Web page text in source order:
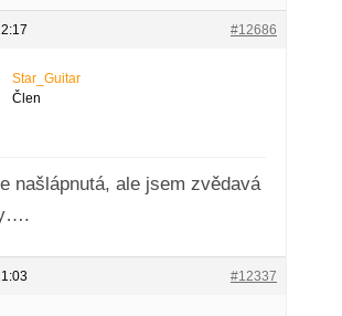
#12686
Star_Guitar
Člen
našlápnutá, ale jsem zvědavá
#12337